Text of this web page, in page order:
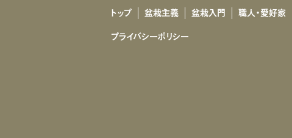
トップ 盆栽主義 盆栽入門 職人・愛好家
プライバシーポリシー